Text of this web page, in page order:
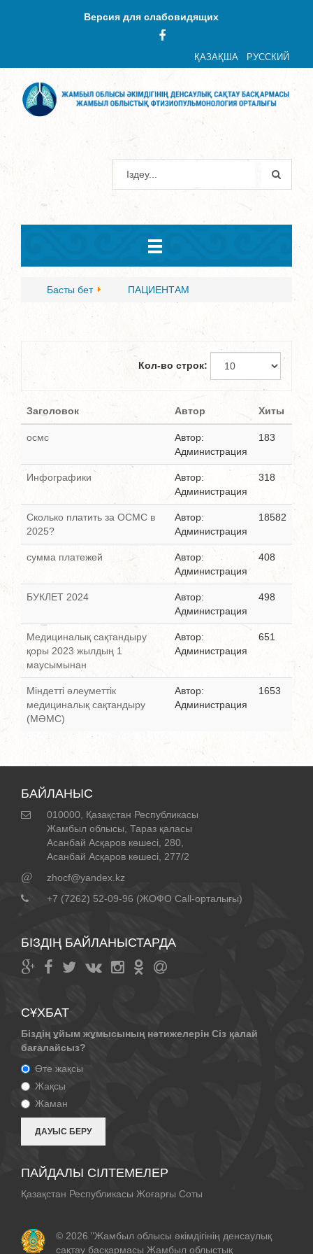
Версия для слабовидящих
ҚАЗАҚША РУССКИЙ
Басты бет ПАЦИЕНТАМ
Кол-во строк:
Заголовок Автор Хиты
осмс
Автор:
Администрация
183
Инфографики
Автор:
Администрация
318
Сколько платить за ОСМС в
2025?
Автор:
Администрация
18582
сумма платежей
Автор:
Администрация
408
БУКЛЕТ 2024
Автор:
Администрация
498
Медициналық сақтандыру
қоры 2023 жылдың 1
маусымынан
Автор:
Администрация
651
Міндетті әлеуметтік
медициналық сақтандыру
(МӘМС)
Автор:
Администрация
1653
БАЙЛАНЫС
010000, Қазақстан Республикасы
Жамбыл облысы, Тараз қаласы
Асанбай Асқаров көшесі, 280,
Асанбай Асқаров көшесі, 277/2
@
zhocf@yandex.kz
+7 (7262) 52-09-96 (ЖОФО Call-орталығы)
БІЗДІҢ БАЙЛАНЫСТАРДА
СҰХБАТ
Біздің ұйым жұмысының нәтижелерін Сіз қалай
бағалайсыз?
Өте жақсы
Жақсы
Жаман
ПАЙДАЛЫ СІЛТЕМЕЛЕР
Қазақстан Республикасы Жоғарғы Соты
© 2026 "Жамбыл облысы әкімдігінің денсаулық
сақтау басқармасы Жамбыл облыстық